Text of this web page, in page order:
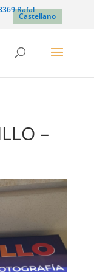
Rafal
Castellano
–